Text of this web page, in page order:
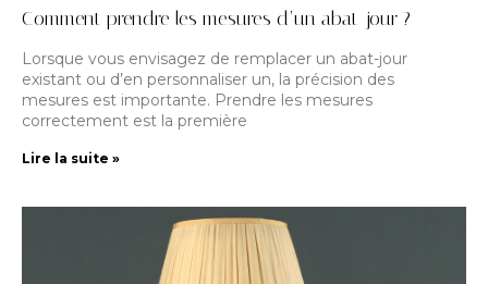
Comment prendre les mesures d’un abat-jour ?
Lorsque vous envisagez de remplacer un abat-jour
existant ou d’en personnaliser un, la précision des
mesures est importante. Prendre les mesures
correctement est la première
Lire la suite »